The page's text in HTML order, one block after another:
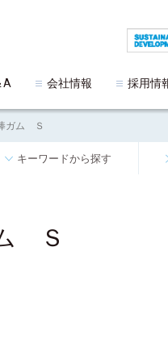
A 会社情報 採用情
ガム Ｓ
キーワードから探す
Ｓ